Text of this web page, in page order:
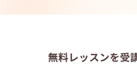
収⼊とサポート
無料レッスンを受